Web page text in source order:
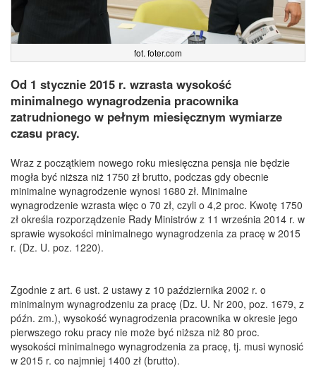
fot. foter.com
Od 1 stycznie 2015 r. wzrasta wysokość
minimalnego wynagrodzenia pracownika
zatrudnionego w pełnym miesięcznym wymiarze
czasu pracy.
Wraz z początkiem nowego roku miesięczna pensja nie będzie
mogła być niższa niż 1750 zł brutto, podczas gdy obecnie
minimalne wynagrodzenie wynosi 1680 zł. Minimalne
wynagrodzenie wzrasta więc o 70 zł, czyli o 4,2 proc. Kwotę 1750
zł określa rozporządzenie Rady Ministrów z 11 września 2014 r. w
sprawie wysokości minimalnego wynagrodzenia za pracę w 2015
r. (Dz. U. poz. 1220).
Zgodnie z art. 6 ust. 2 ustawy z 10 października 2002 r. o
minimalnym wynagrodzeniu za pracę (Dz. U. Nr 200, poz. 1679, z
późn. zm.), wysokość wynagrodzenia pracownika w okresie jego
pierwszego roku pracy nie może być niższa niż 80 proc.
wysokości minimalnego wynagrodzenia za pracę, tj. musi wynosić
w 2015 r. co najmniej 1400 zł (brutto).